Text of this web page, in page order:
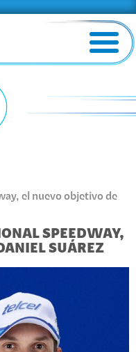
el nuevo objetivo de
SPEEDWAY,
SUÁREZ